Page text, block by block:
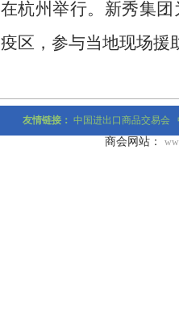
在杭州举行。新秀集
疫区，参与当地现场援
友情链接： 中国进出口商品交易会
商会网站：